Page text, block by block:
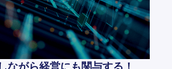
ながら経営にも関与する！